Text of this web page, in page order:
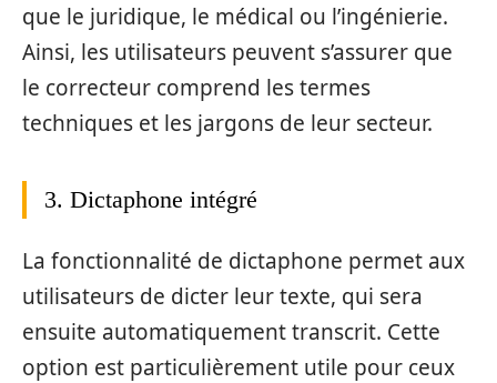
que le juridique, le médical ou l’ingénierie.
Ainsi, les utilisateurs peuvent s’assurer que
le correcteur comprend les termes
techniques et les jargons de leur secteur.
3. Dictaphone intégré
La fonctionnalité de dictaphone permet aux
utilisateurs de dicter leur texte, qui sera
ensuite automatiquement transcrit. Cette
option est particulièrement utile pour ceux